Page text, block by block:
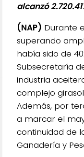
alcanzó
(NAP) Durante
superando
había sido de
Subsecretaría
industria
complejo
Además, por
a marcar el
continuidad de
Ganadería y